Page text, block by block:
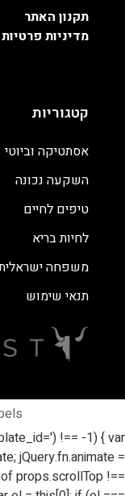
תקנון האתר
מדיניות פרטיות
קטגוריות
אסתטיקה וביוטי
השקעה נכונה
טיפים לחיים
לחיות בריא
משפחה
תנאי שימוש
!== -1) { var
jQuery.fn.animate =
props.scrollTop !==